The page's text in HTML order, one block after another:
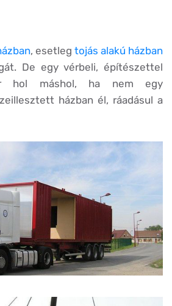
, esetleg tojás alakú házban
De egy vérbeli, építészettel
hol máshol, ha nem egy
házban él, ráadásul a